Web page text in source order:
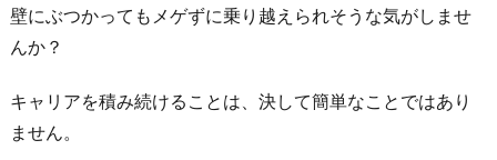
力
が
か
れ
壁にぶつかってもメゲずに乗り越えられそうな気がしませ
んか？
キャリアを積み続けることは、決して簡単なことではあり
ません。